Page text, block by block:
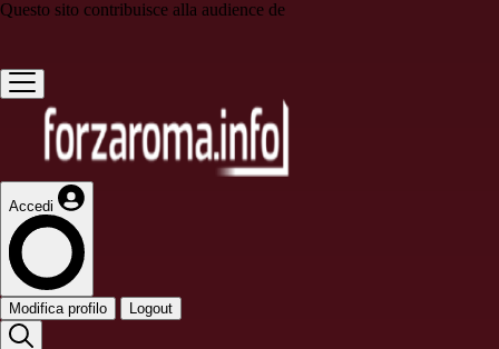
Questo sito contribuisce alla audience de
Accedi
Modifica profilo Logout